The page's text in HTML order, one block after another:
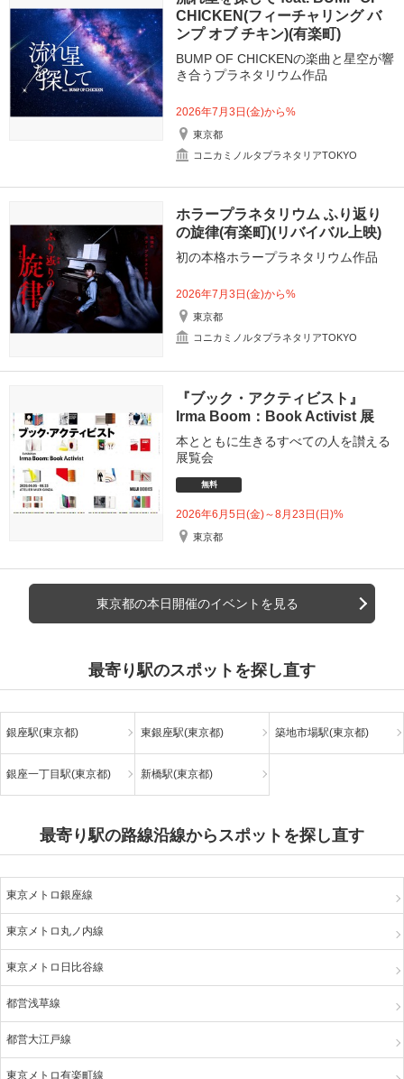
CHICKEN(フィーチャリング バ
ンプ オブ チキン)(有楽町)
BUMP OF CHICKENの楽曲と星空が響
き合うプラネタリウム作品
2026年7月3日(金)から%
東京都
コニカミノルタプラネタリアTOKYO
ホラープラネタリウム ふり返り
の旋律(有楽町)(リバイバル上映)
初の本格ホラープラネタリウム作品
2026年7月3日(金)から%
東京都
コニカミノルタプラネタリアTOKYO
『ブック・アクティビスト』
Irma Boom：Book Activist 展
本とともに生きるすべての人を讃える
展覧会
無料
2026年6月5日(金)～8月23日(日)%
東京都
東京都の本日開催のイベントを見る
最寄り駅のスポットを探し直す
銀座駅(東京都) 東銀座駅(東京都) 築地市場駅(東京都)
銀座一丁目駅(東京都) 新橋駅(東京都)
最寄り駅の路線沿線からスポットを探し直す
東京メトロ銀座線
東京メトロ丸ノ内線
東京メトロ日比谷線
都営浅草線
都営大江戸線
東京メトロ有楽町線